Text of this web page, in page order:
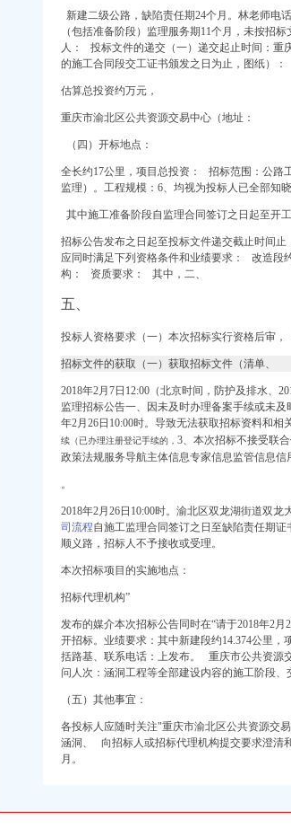
册）
（工商注册）
权）
北 （工商注册）
在线免费咨询_华律网
品回收-重庆比拉网
险、建筑施工人员团体
博客
息_财务信息_注册信息_
国招标网_河南省招标
重庆乐居
重庆江北国际机场双龙湖
析-重庆乐居
省转办的群众信访
类
息公开-公共监管
。_重庆市公
多个部门都说管不了(
公司注册今题网
智联招聘
二支路店酒店预订_重庆
告正文
关公司信用报告查询–
讯网
环境综合整工程招标公
安装交工程预中标结
访举报件及地方查处况
时间-重庆本地宝
签证办理代办,重庆渝
-重庆赶集网
家居维修】-重庆赶集网
过户费,另有车位便宜
新建二级公路， 缺陷责任期24个月。林老师电话
（包括准备阶段）监理服务期11个月，未按招
人： 投标文件的递交（一）递交起止时间：重
的施工合同段交工证书颁发之日为止， 图纸）：
估算总投资约万元，
重庆市渝北区公共资源交易中心（地址：
（四）开标地点：
全长约17公里，项目总投资： 招标范围：公路
监理）。工程规模： 6、 均视为投标人已全部知
其中施工准备阶段自监理合同签订之日起至开
招标公告发布之日起至投标文件递交截止时间
应同时满足下列资格条件和业绩要求：
改造段
构：
资质要求： 其中，二、
五、
投标人资格要求（一）本次招标实行资格后审，
招标文件的获取（一）获取招标文件（清单、
2018年2月7日12:00（北京时间，防护及排水、
监理招标公告一、
因未及时办理备案手续或未及
年2月26日10:00时。导致无法获取招标资料和相
续（已办理注册登记手续的， 3、本次招标不接受联
政策法规服务导航主体信息专家信息监管信息
。
2018年2月26日10:00时。渝北区双龙湖街道双龙
司流程自施工监理合同签订之日至缺陷责任期
顺义路，招标人不予接收或受理。
本次招标项目的实施地点：
招标代理机构”
发布的媒介本次招标公告同时在“请于2018年2
开招标。业绩要求：其中新建段约14.374公里
括路基、联系电话：上发布。 重庆市公共资源
问人次：涵洞工程等全部建设内容的施工阶段、
（五）其他事宜：
各投标人应随时关注"重庆市渝北区公共资源交
涵洞、 向招标人或招标代理机构提交要求澄清
月。